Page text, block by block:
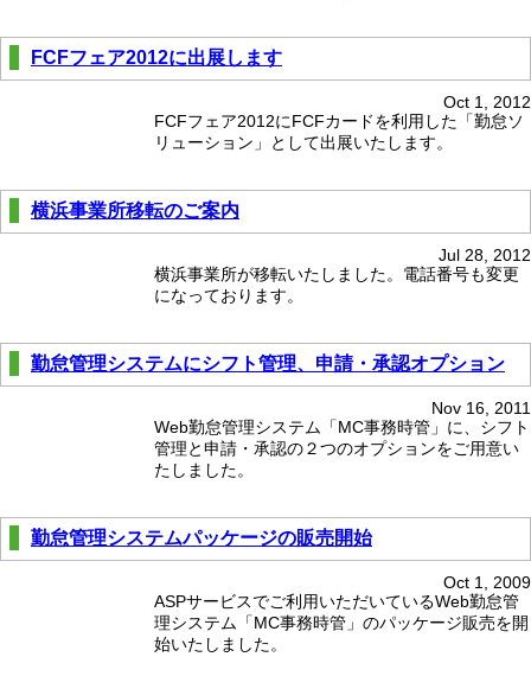
FCFフェア2012に出展します
Oct 1, 2012
FCFフェア2012にFCFカードを利用した「勤怠ソ
リューション」として出展いたします。
横浜事業所移転のご案内
Jul 28, 2012
横浜事業所が移転いたしました。電話番号も変更
になっております。
勤怠管理システムにシフト管理、申請・承認オプション
Nov 16, 2011
Web勤怠管理システム「MC事務時管」に、シフト
管理と申請・承認の２つのオプションをご用意い
たしました。
勤怠管理システムパッケージの販売開始
Oct 1, 2009
ASPサービスでご利用いただいているWeb勤怠管
理システム「MC事務時管」のパッケージ販売を開
始いたしました。